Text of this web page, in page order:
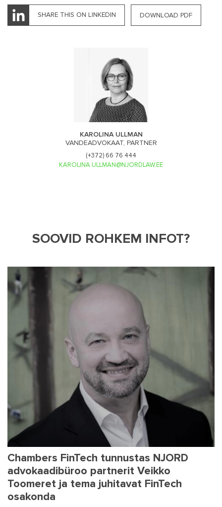
SHARE THIS ON LINKEDIN DOWNLOAD PDF
KAROLINA ULLMAN
VANDEADVOKAAT, PARTNER
(+372) 66 76 444
KAROLINA.ULLMAN@NJORDLAW.EE
SOOVID ROHKEM INFOT?
Chambers FinTech tunnustas NJORD
advokaadibüroo partnerit Veikko
Toomeret ja tema juhitavat FinTech
osakonda